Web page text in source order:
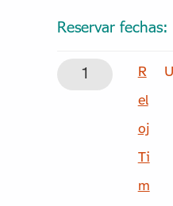
Reservar fechas:
R
R
el
oj
Ti
m